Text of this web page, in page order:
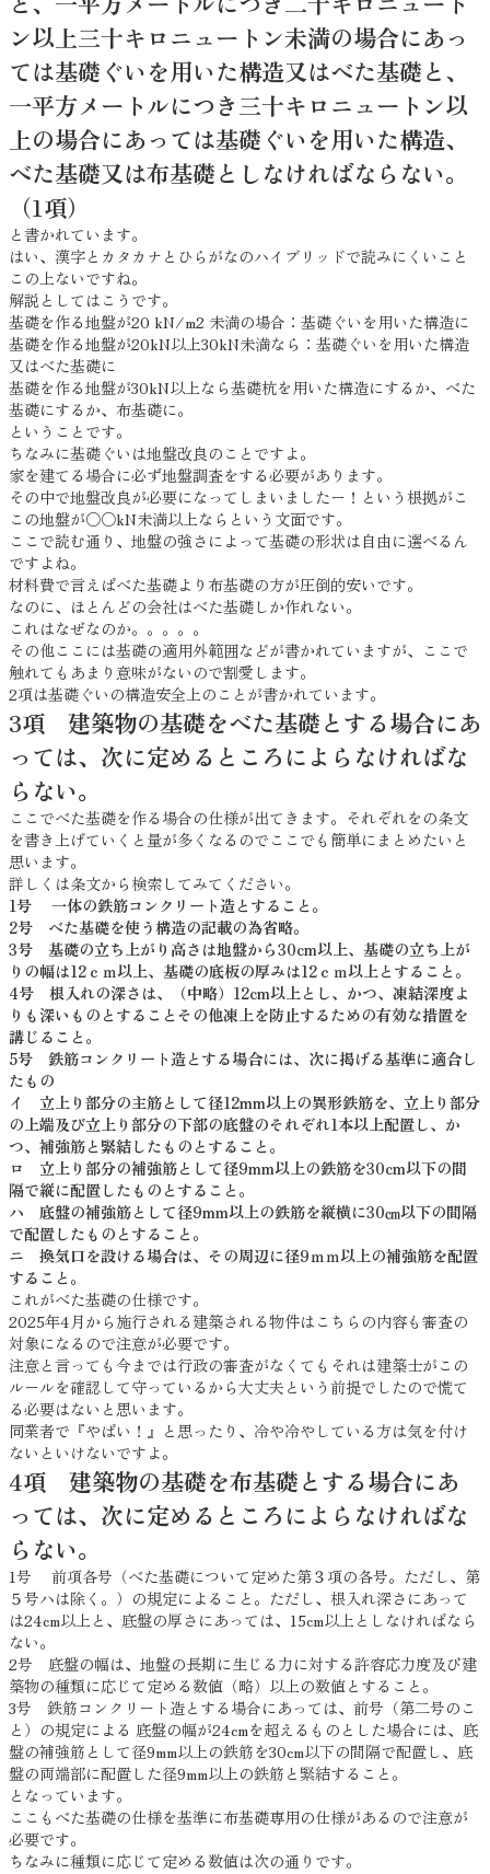
ン以上三十キロニュートン未満の場合にあっ
ては基礎ぐいを用いた構造又はべた基礎と、
一平方メートルにつき三十キロニュートン以
上の場合にあっては基礎ぐいを用いた構造、
べた基礎又は布基礎としなければならない。
（1項）
と書かれています。
はい、漢字とカタカナとひらがなのハイブリッドで読みにくいこと
この上ないですね。
解説としてはこうです。
基礎を作る地盤が20 kN/m2 未満の場合：基礎ぐいを用いた構造に
基礎を作る地盤が20kN以上30kN未満なら：基礎ぐいを用いた構造
又はべた基礎に
基礎を作る地盤が30kN以上なら基礎杭を用いた構造にするか、べた
基礎にするか、布基礎に。
ということです。
ちなみに基礎ぐいは地盤改良のことですよ。
家を建てる場合に必ず地盤調査をする必要があります。
その中で地盤改良が必要になってしまいましたー！という根拠がこ
この地盤が○○kN未満以上ならという文面です。
ここで読む通り、地盤の強さによって基礎の形状は自由に選べるん
ですよね。
材料費で言えばべた基礎より布基礎の方が圧倒的安いです。
なのに、ほとんどの会社はべた基礎しか作れない。
これはなぜなのか。。。。。
その他ここには基礎の適用外範囲などが書かれていますが、ここで
触れてもあまり意味がないので割愛します。
2項は基礎ぐいの構造安全上のことが書かれています。
3項 建築物の基礎をべた基礎とする場合にあ
っては、次に定めるところによらなければな
らない。
ここでべた基礎を作る場合の仕様が出てきます。それぞれをの条文
を書き上げていくと量が多くなるのでここでも簡単にまとめたいと
思います。
詳しくは条文から検索してみてください。
1号 一体の鉄筋コンクリート造とすること。
2号 べた基礎を使う構造の記載の為省略。
3号 基礎の立ち上がり高さは地盤から30cm以上、基礎の立ち上が
りの幅は12ｃｍ以上、基礎の底板の厚みは12ｃｍ以上とすること。
4号 根入れの深さは、（中略）12cm以上とし、かつ、凍結深度よ
りも深いものとすることその他凍上を防止するための有効な措置を
講じること。
5号 鉄筋コンクリート造とする場合には、次に掲げる基準に適合し
たもの
イ 立上り部分の主筋として径12mm以上の異形鉄筋を、立上り部分
の上端及び立上り部分の下部の底盤のそれぞれ1本以上配置し、か
つ、補強筋と緊結したものとすること。
ロ 立上り部分の補強筋として径9mm以上の鉄筋を30cm以下の間
隔で縦に配置したものとすること。
ハ 底盤の補強筋として径9mm以上の鉄筋を縦横に30㎝以下の間隔
で配置したものとすること。
ニ 換気口を設ける場合は、その周辺に径9ｍｍ以上の補強筋を配置
すること。
これがべた基礎の仕様です。
2025年4月から施行される建築される物件はこちらの内容も審査の
対象になるので注意が必要です。
注意と言っても今までは行政の審査がなくてもそれは建築士がこの
ルールを確認して守っているから大丈夫という前提でしたので慌て
る必要はないと思います。
同業者で『やばい！』と思ったり、冷や冷やしている方は気を付け
ないといけないですよ。
4項 建築物の基礎を布基礎とする場合にあ
っては、次に定めるところによらなければな
らない。
1号 前項各号（べた基礎について定めた第３項の各号。ただし、第
５号ハは除く。）の規定によること。ただし、根入れ深さにあって
は24cm以上と、底盤の厚さにあっては、15cm以上としなければなら
ない。
2号 底盤の幅は、地盤の長期に生じる力に対する許容応力度及び建
築物の種類に応じて定める数値（略）以上の数値とすること。
3号 鉄筋コンクリート造とする場合にあっては、前号（第二号のこ
と）の規定による 底盤の幅が24cmを超えるものとした場合には、底
盤の補強筋として径9mm以上の鉄筋を30cm以下の間隔で配置し、底
盤の両端部に配置した径9mm以上の鉄筋と緊結すること。
となっています。
ここもべた基礎の仕様を基準に布基礎専用の仕様があるので注意が
必要です。
ちなみに種類に応じて定める数値は次の通りです。